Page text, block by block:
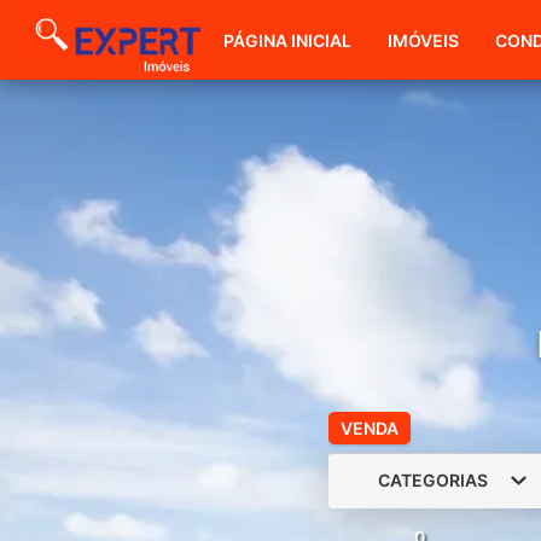
PÁGINA INICIAL IMÓVEIS
VENDA
CATEGORIAS
0